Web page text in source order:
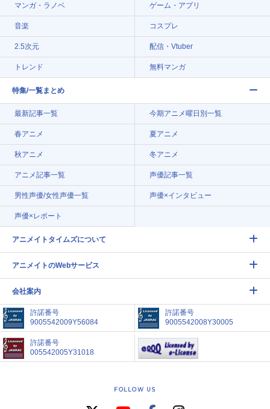
マンガ・ラノベ ゲーム・アプリ
音楽 コスプレ
2.5次元 配信・Vtuber
トレンド 無料マンガ
特集/一覧まとめ
最新記事一覧 今期アニメ曜日別一覧
春アニメ 夏アニメ
秋アニメ 冬アニメ
アニメ記事一覧 声優記事一覧
男性声優/女性声優一覧 声優×インタビュー
声優×レポート
アニメイトタイムズについて
アニメイトのWebサービス
会社案内
許諾番号
9005542009Y56084
許諾番号
9005542008Y30005
許諾番号
005542005Y31018
FOLLOW US